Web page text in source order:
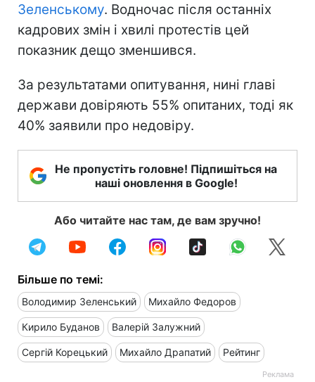
Зеленському. Водночас після останніх
кадрових змін і хвилі протестів цей
показник дещо зменшився.
За результатами опитування, нині главі
держави довіряють 55% опитаних, тоді як
40% заявили про недовіру.
Не пропустіть головне! Підпишіться на
наші оновлення в Google!
Або читайте нас там, де вам зручно!
Більше по темі:
Володимир Зеленський Михайло Федоров
Кирило Буданов Валерій Залужний
Сергій Корецький Михайло Драпатий Рейтинг